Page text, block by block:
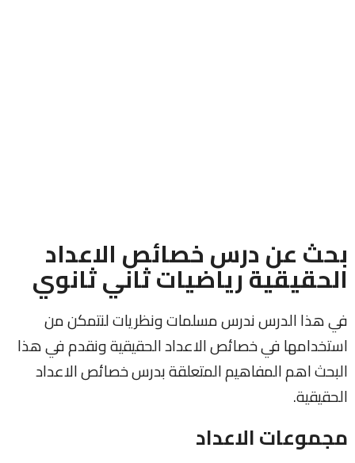
بحث عن درس خصائص الاعداد
الحقيقية رياضيات ثاني ثانوي
في هذا الدرس ندرس مسلمات ونظريات لنتمكن من
استخدامها في خصائص الاعداد الحقيقية ونقدم في هذا
البحث اهم المفاهيم المتعلقة بدرس خصائص الاعداد
الحقيقية.
مجموعات الاعداد